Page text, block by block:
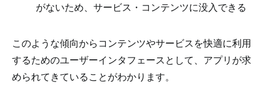
がないため、サービス・コンテンツに没入できる
このような傾向からコンテンツやサービスを快適に利用
するためのユーザーインタフェースとして、アプリが求
められてきていることがわかります。